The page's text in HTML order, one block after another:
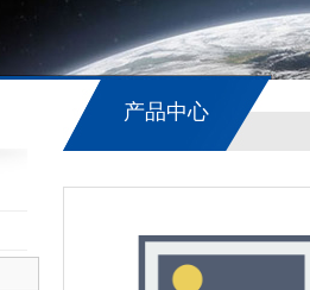
产品中心